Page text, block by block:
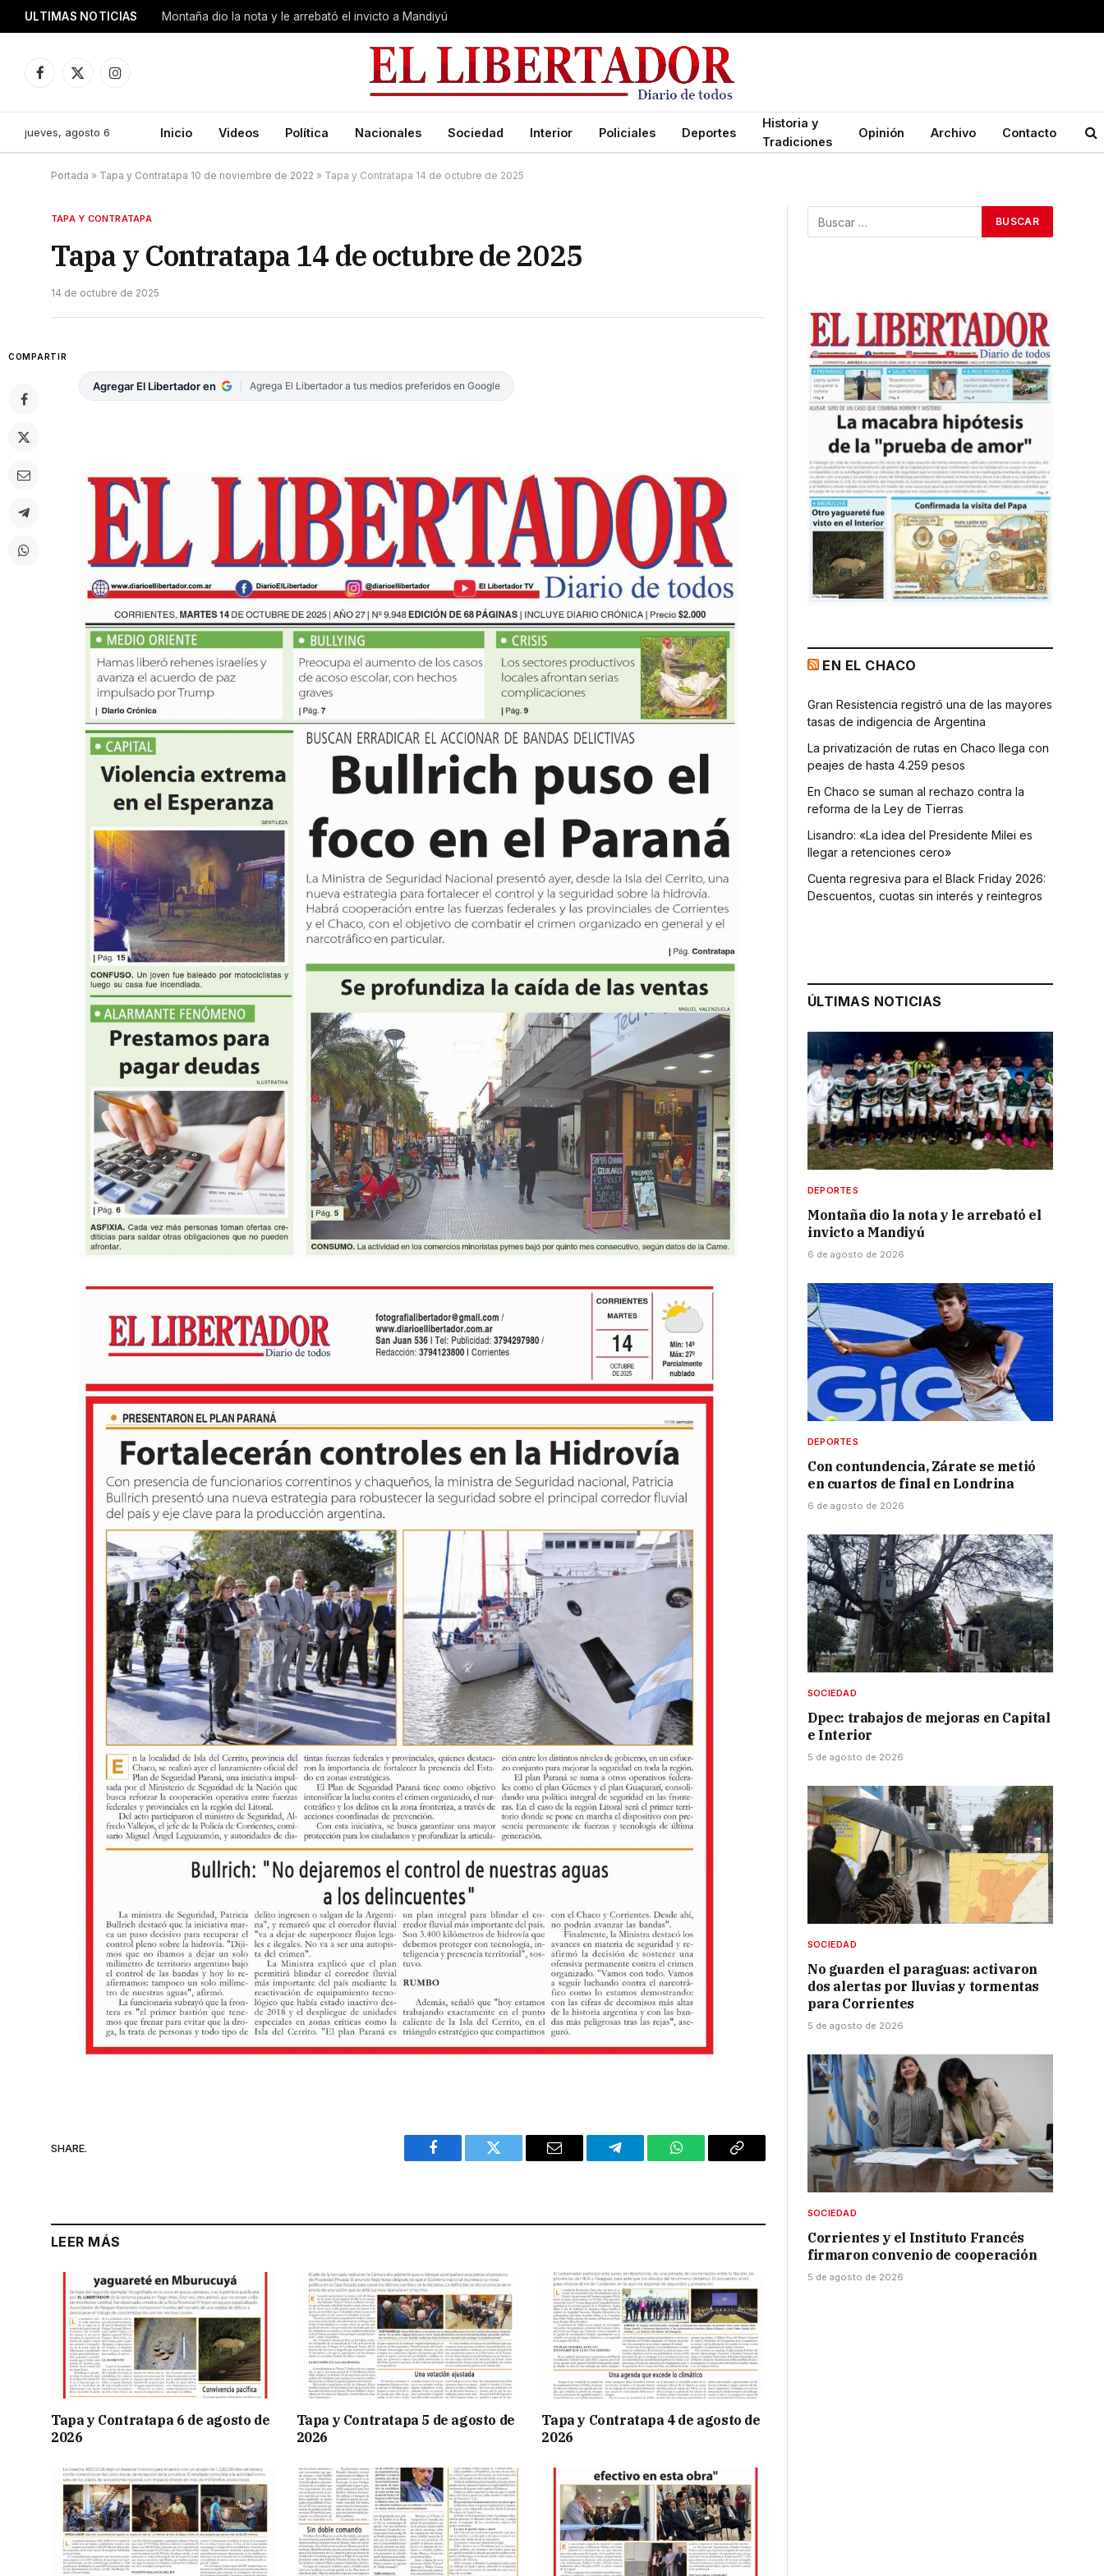
ULTIMAS NOTICIAS Montaña dio la nota y le arrebató el invicto a Mandiyú
Facebook
X
Instagram
jueves, agosto 6 Inicio Videos Política Nacionales Sociedad Interior Policiales Deportes
Historia y
Tradiciones
Opinión Archivo Contacto
Portada » Tapa y Contratapa 10 de noviembre de 2022 » Tapa y Contratapa 14 de octubre de 2025
TAPA Y CONTRATAPA
Tapa y Contratapa 14 de octubre de 2025
14 de octubre de 2025
COMPARTIR
Agregar El Libertador en Agrega El Libertador a tus medios preferidos en Google
SHARE.
Facebook Twitter Email Telegram WhatsAppCopy
LEER MÁS
Tapa y Contratapa 6 de agosto de
2026
Tapa y Contratapa 5 de agosto de
2026
Tapa y Contratapa 4 de agosto de
2026
EN EL CHACO
Gran Resistencia registró una de las mayores
tasas de indigencia de Argentina
La privatización de rutas en Chaco llega con
peajes de hasta 4.259 pesos
En Chaco se suman al rechazo contra la
reforma de la Ley de Tierras
Lisandro: «La idea del Presidente Milei es
llegar a retenciones cero»
Cuenta regresiva para el Black Friday 2026:
Descuentos, cuotas sin interés y reintegros
ÚLTIMAS NOTICIAS
DEPORTES
Montaña dio la nota y le arrebató el
invicto a Mandiyú
6 de agosto de 2026
DEPORTES
Con contundencia, Zárate se metió
en cuartos de final en Londrina
6 de agosto de 2026
SOCIEDAD
Dpec: trabajos de mejoras en Capital
e Interior
5 de agosto de 2026
SOCIEDAD
No guarden el paraguas: activaron
dos alertas por lluvias y tormentas
para Corrientes
5 de agosto de 2026
SOCIEDAD
Corrientes y el Instituto Francés
firmaron convenio de cooperación
5 de agosto de 2026